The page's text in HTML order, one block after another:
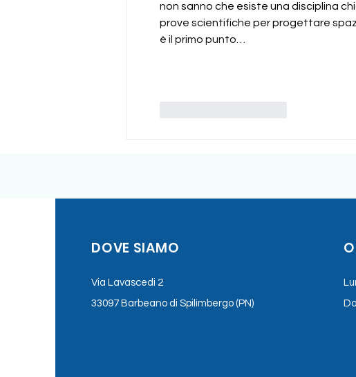
non sanno che esiste una disciplina
prove scientifiche per progettare
è il primo punto…
DOVE SIAMO
Via Lavascedi 2
33097 Barbeano di Spilimbergo (PN)